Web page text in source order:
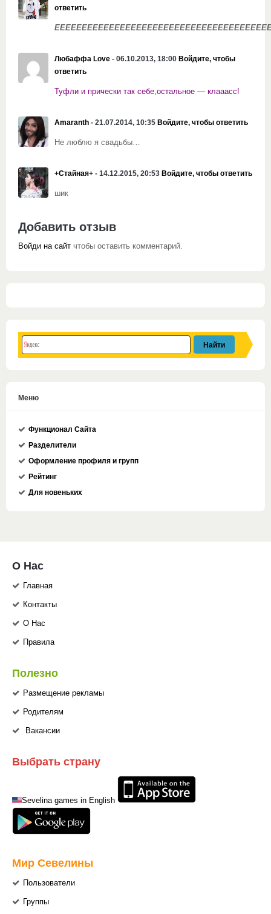
ответить
Любаффа Love - 06.10.2013, 18:00 Войдите, чтобы
ответить
Туфли и прически так себе,остальное — клааасс!
Amaranth - 21.07.2014, 10:35 Войдите, чтобы ответить
Не люблю я свадьбы…
+Стайная+ - 14.12.2015, 20:53 Войдите, чтобы ответить
шик
Добавить отзыв
Войди на сайт чтобы оставить комментарий.
Меню
Функционал Сайта
Разделители
Оформление профиля и групп
Рейтинг
Для новеньких
О Нас
Главная
Контакты
О Нас
Правила
Полезно
Размещение рекламы
Родителям
Вакансии
Выбрать страну
Sevelina games in English
Мир Севелины
Пользователи
Группы